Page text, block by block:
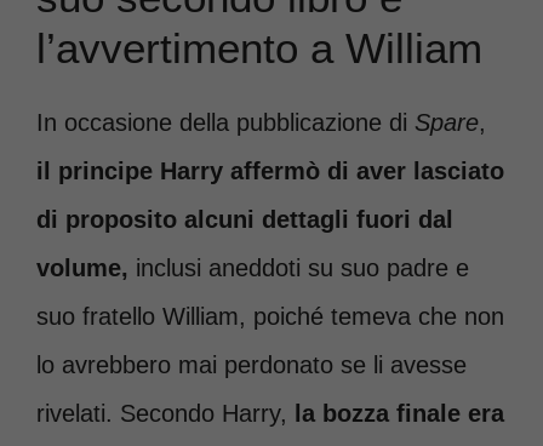
l’avvertimento a William
In occasione della pubblicazione di Spare,
il principe Harry affermò di aver lasciato
di proposito alcuni dettagli fuori dal
volume, inclusi aneddoti su suo padre e
suo fratello William, poiché temeva che non
lo avrebbero mai perdonato se li avesse
rivelati. Secondo Harry, la bozza finale era